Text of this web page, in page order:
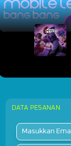
DATA PESANAN